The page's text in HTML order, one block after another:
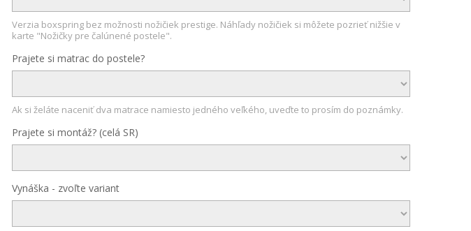
Verzia boxspring bez možnosti nožičiek prestige. Náhľady nožičiek si môžete pozrieť nižšie v
karte "Nožičky pre čalúnené postele".
Prajete si matrac do postele?
Ak si želáte naceniť dva matrace namiesto jedného veľkého, uveďte to prosím do poznámky.
Prajete si montáž? (celá SR)
Vynáška - zvoľte variant